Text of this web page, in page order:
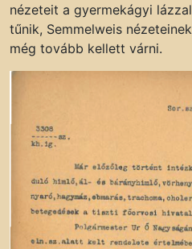
nézeteit a gyermekágyi
tűnik, Semmelweis
még tovább kellett várni.